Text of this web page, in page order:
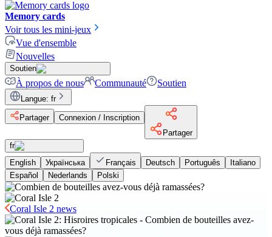
Memory cards
Voir tous les mini-jeux
Vue d'ensemble
Nouvelles
Soutien
À propos de nous Communauté Soutien
Langue: fr
Partager
Connexion / Inscription
Partager
fr
English
Українська Français Deutsch Português
Italiano
Español
Nederlands Polski
Coral Isle 2 news